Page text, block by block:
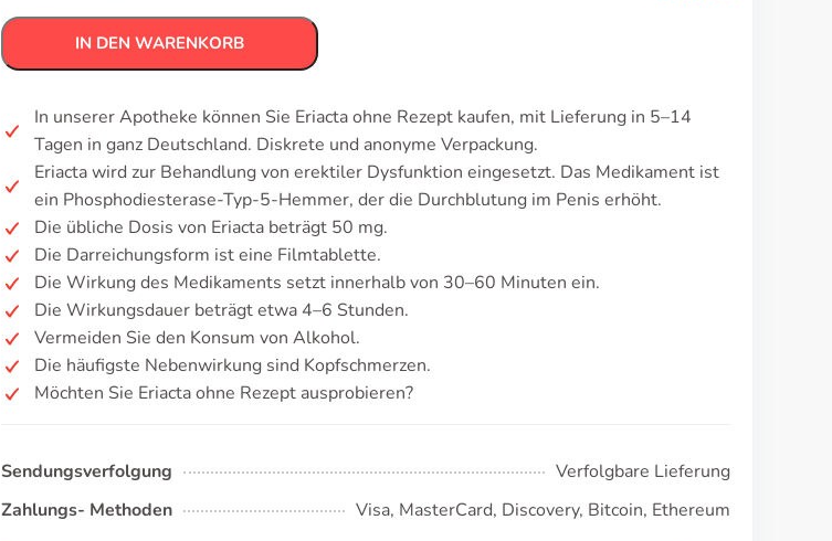
IN DEN WARENKORB
In unserer Apotheke können Sie Eriacta ohne Rezept kaufen, mit Lieferung in 5–14
Tagen in ganz Deutschland. Diskrete und anonyme Verpackung.
Eriacta wird zur Behandlung von erektiler Dysfunktion eingesetzt. Das Medikament ist
ein Phosphodiesterase-Typ-5-Hemmer, der die Durchblutung im Penis erhöht.
Die übliche Dosis von Eriacta beträgt 50 mg.
Die Darreichungsform ist eine Filmtablette.
Die Wirkung des Medikaments setzt innerhalb von 30–60 Minuten ein.
Die Wirkungsdauer beträgt etwa 4–6 Stunden.
Vermeiden Sie den Konsum von Alkohol.
Die häufigste Nebenwirkung sind Kopfschmerzen.
Möchten Sie Eriacta ohne Rezept ausprobieren?
Sendungsverfolgung
Verfolgbare Lieferung
Zahlungs- Methoden
Visa, MasterCard, Discovery, Bitcoin, Ethereum